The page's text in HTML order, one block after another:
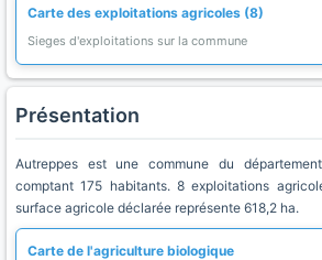
Carte des exploitations agricoles (8)
Sieges d'exploitations sur la commune
Présentation
Autreppes est une commune du
comptant 175 habitants. 8 exploitations
surface agricole déclarée représente 618,2 ha.
Carte de l'agriculture biologique